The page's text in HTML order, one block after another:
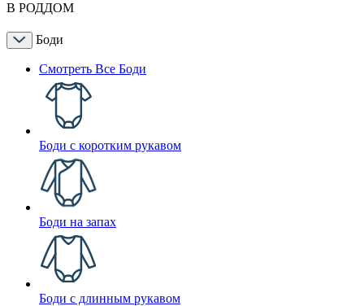
В РОДДОМ
Боди
Смотреть Все Боди
Боди с коротким рукавом
Боди на запах
Боди с длинным рукавом